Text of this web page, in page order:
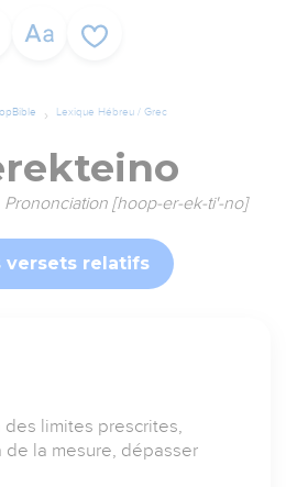
Lexique Hébreu / Grec
Prononciation [hoop-er-ek-ti'-no]
versets relatifs
limites prescrites,
la mesure, dépasser